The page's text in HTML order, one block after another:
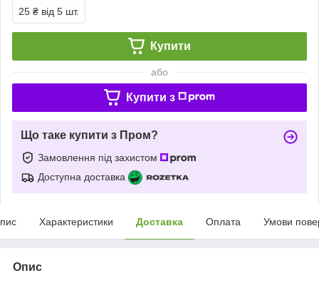
25 ₴ від 5 шт.
Купити
або
Купити з
Що таке купити з Пром?
Замовлення під захистом
Доступна доставка
Характеристики Доставка Оплата Умови
Опис